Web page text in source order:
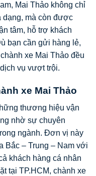
Mai Thảo không chỉ
dạng, mà còn được
tâm, hỗ trợ khách
bạn cần gửi hàng lẻ,
xe Mai Thảo đều
vụ vượt trội.
xe Mai Thảo
thương hiệu vận
nhờ sự chuyên
ngành. Đơn vị này
Bắc – Trung – Nam với
khách hàng cá nhân
tại TP.HCM, chành xe